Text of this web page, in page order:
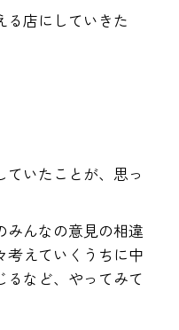
る店にしていきた
ていたことが、思っ
みんなの意見の相違
考えていくうちに中
るなど、やってみて